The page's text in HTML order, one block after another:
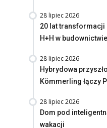
28 lipiec 2026
20 lat transformacji
H+H w budownictwie
28 lipiec 2026
Hybrydowa
Kömmerling łączy
28 lipiec 2026
Dom pod
wakacji